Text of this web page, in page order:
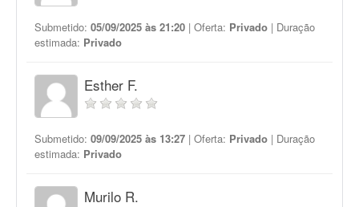
Submetido: 05/09/2025 às 21:20 | Oferta: Privado | Duração
estimada: Privado
Esther F.
Submetido: 09/09/2025 às 13:27 | Oferta: Privado | Duração
estimada: Privado
Murilo R.